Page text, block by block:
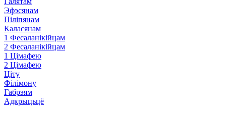
Эфэсянам
Піліпянам
Каласянам
1 Фесаланікійцам
2 Фесаланікійцам
1 Цімафею
2 Цімафею
Ціту
Філімону
Габрэям
Адкрыцьцё